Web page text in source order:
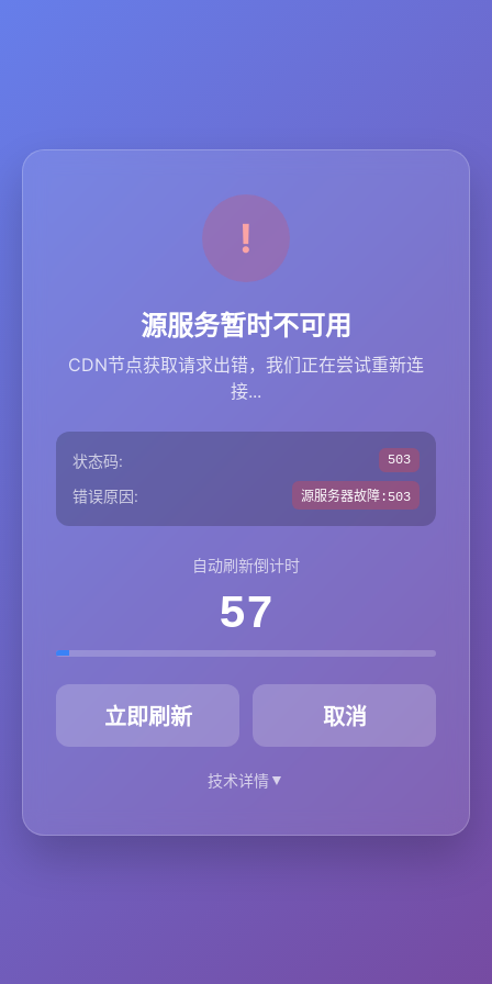
源服务暂时不可用
CDN节点获取请求出错，我们正在尝试重新连
接...
状态码: 503
错误原因: 源服务器故障:503
自动刷新倒计时
57
立即刷新 取消
技术详情▼